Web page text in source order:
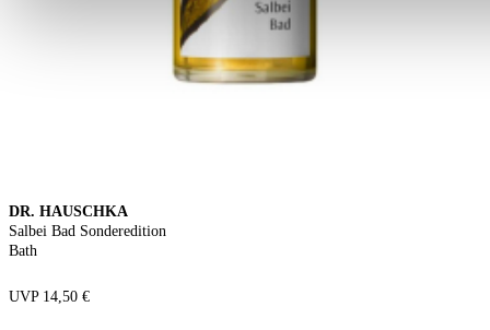
DR. HAUSCHKA
Salbei Bad Sonderedition
Bath
UVP 14,50 €